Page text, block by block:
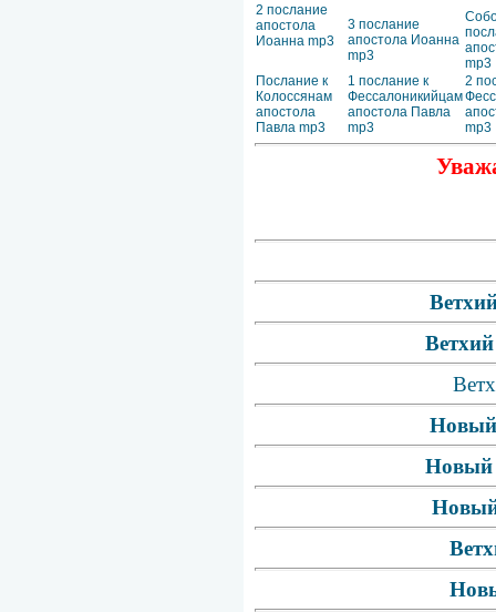
2 послание
апостола
Иоанна mp3
3 послание
апостола Иоанна
mp3
mp3
Послание к
Колоссянам
апостола
Павла mp3
1 послание к
Фессалоникийцам
апостола Павла
mp3
2
mp3
Новый
Новый
Новый